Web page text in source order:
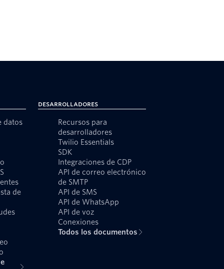
datos
de
Desarrolladores
Recursos para
desarrolladores
Twilio Essentials
SDK
Integraciones de CDP
API de correo electrónico
de SMTP
API de SMS
API de WhatsApp
API de voz
Conexiones
Todos los documentos